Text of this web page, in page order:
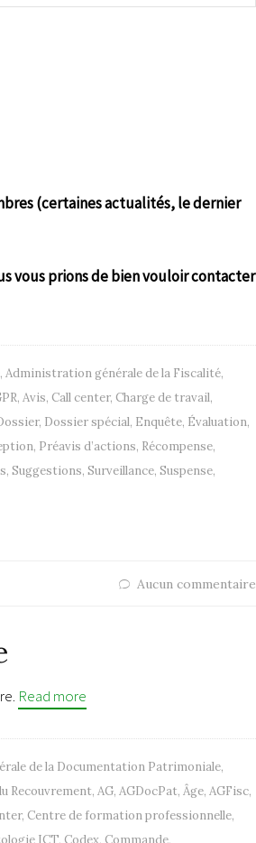
(certaines actualités, le dernier
vous prions de bien vouloir contacter
, Administration générale de la Fiscalité,
, Avis, Call center, Charge de travail,
, Dossier spécial, Enquête, Évaluation,
, Préavis d’actions, Récompense,
, Suggestions, Surveillance, Suspense,
Aucun commentaire
Read more
de la Documentation Patrimoniale,
Recouvrement, AG, AGDocPat, Âge, AGFisc,
, Centre de formation professionnelle,